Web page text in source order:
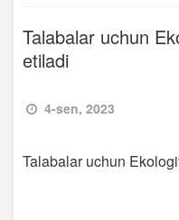
Talabalar uchun
etiladi
4-sen, 2023
Talabalar uchun